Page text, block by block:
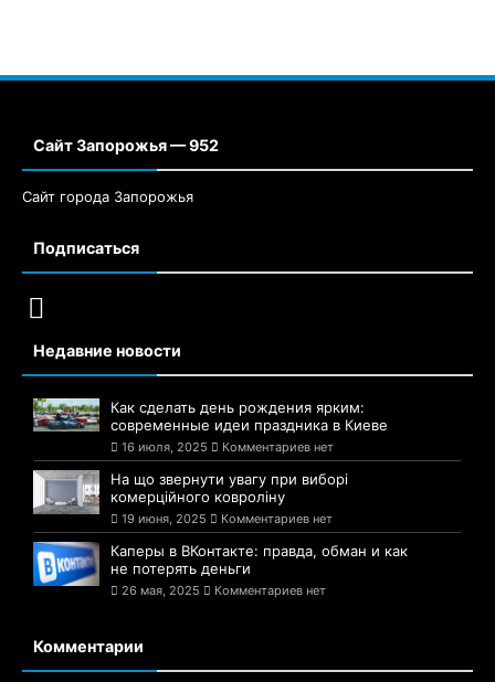
Сайт Запорожья — 952
Сайт города Запорожья
Подписаться
Недавние новости
Как сделать день рождения ярким:
современные идеи праздника в Киеве
16 июля, 2025 Комментариев нет
На що звернути увагу при виборі
комерційного ковроліну
19 июня, 2025 Комментариев нет
Каперы в ВКонтакте: правда, обман и как
не потерять деньги
26 мая, 2025 Комментариев нет
Комментарии